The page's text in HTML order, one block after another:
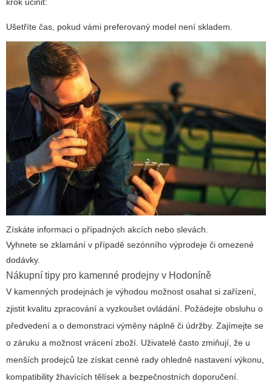
krok učinit:
Ušetříte čas, pokud vámi preferovaný model není skladem.
Získáte informaci o případných akcích nebo slevách.
Vyhnete se zklamání v případě sezónního výprodeje či omezené
dodávky.
Nákupní tipy pro kamenné prodejny v Hodoníně
V kamenných prodejnách je výhodou možnost osahat si zařízení,
zjistit kvalitu zpracování a vyzkoušet ovládání. Požádejte obsluhu o
předvedení a o demonstraci výměny náplně či údržby. Zajímejte se
o záruku a možnost vrácení zboží. Uživatelé často zmiňují, že u
menších prodejců lze získat cenné rady ohledně nastavení výkonu,
kompatibility žhavících tělísek a bezpečnostních doporučení.